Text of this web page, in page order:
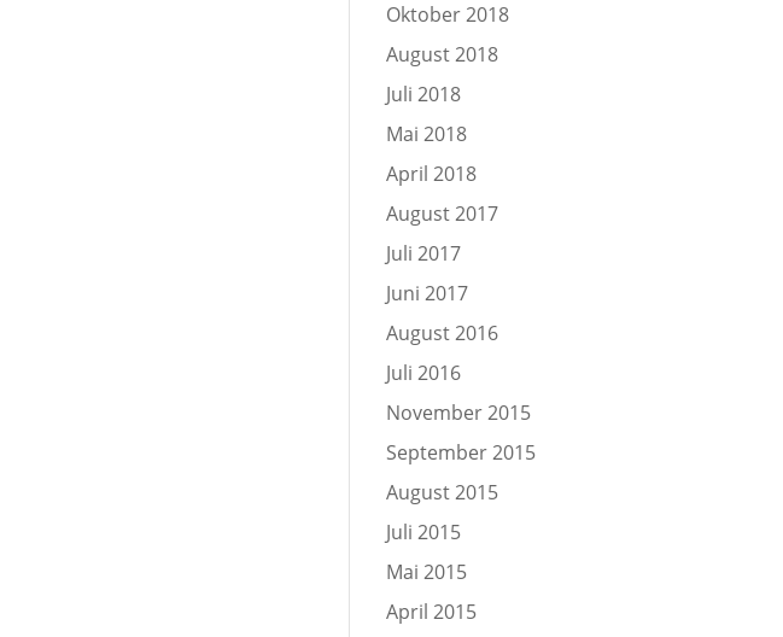
Oktober 2018
August 2018
Juli 2018
Mai 2018
April 2018
August 2017
Juli 2017
Juni 2017
August 2016
Juli 2016
November 2015
September 2015
August 2015
Juli 2015
Mai 2015
April 2015